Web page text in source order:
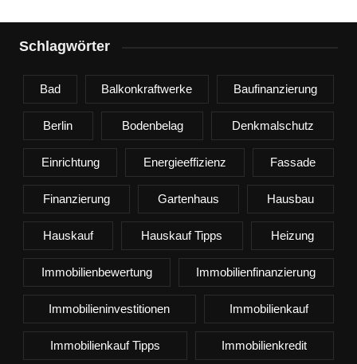
Schlagwörter
Bad Balkonkraftwerke Baufinanzierung
Berlin Bodenbelag Denkmalschutz
Einrichtung Energieeffizienz Fassade
Finanzierung Gartenhaus Hausbau
Hauskauf Hauskauf Tipps Heizung
Immobilienbewertung Immobilienfinanzierung
Immobilieninvestitionen Immobilienkauf
Immobilienkauf Tipps Immobilienkredit